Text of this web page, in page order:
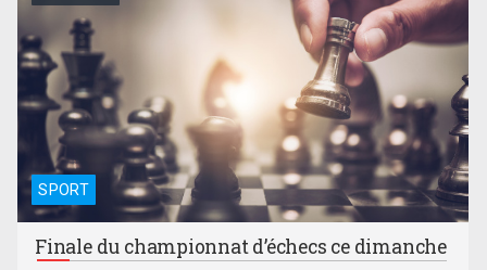
SPORT
Finale du championnat d’échecs ce dimanche